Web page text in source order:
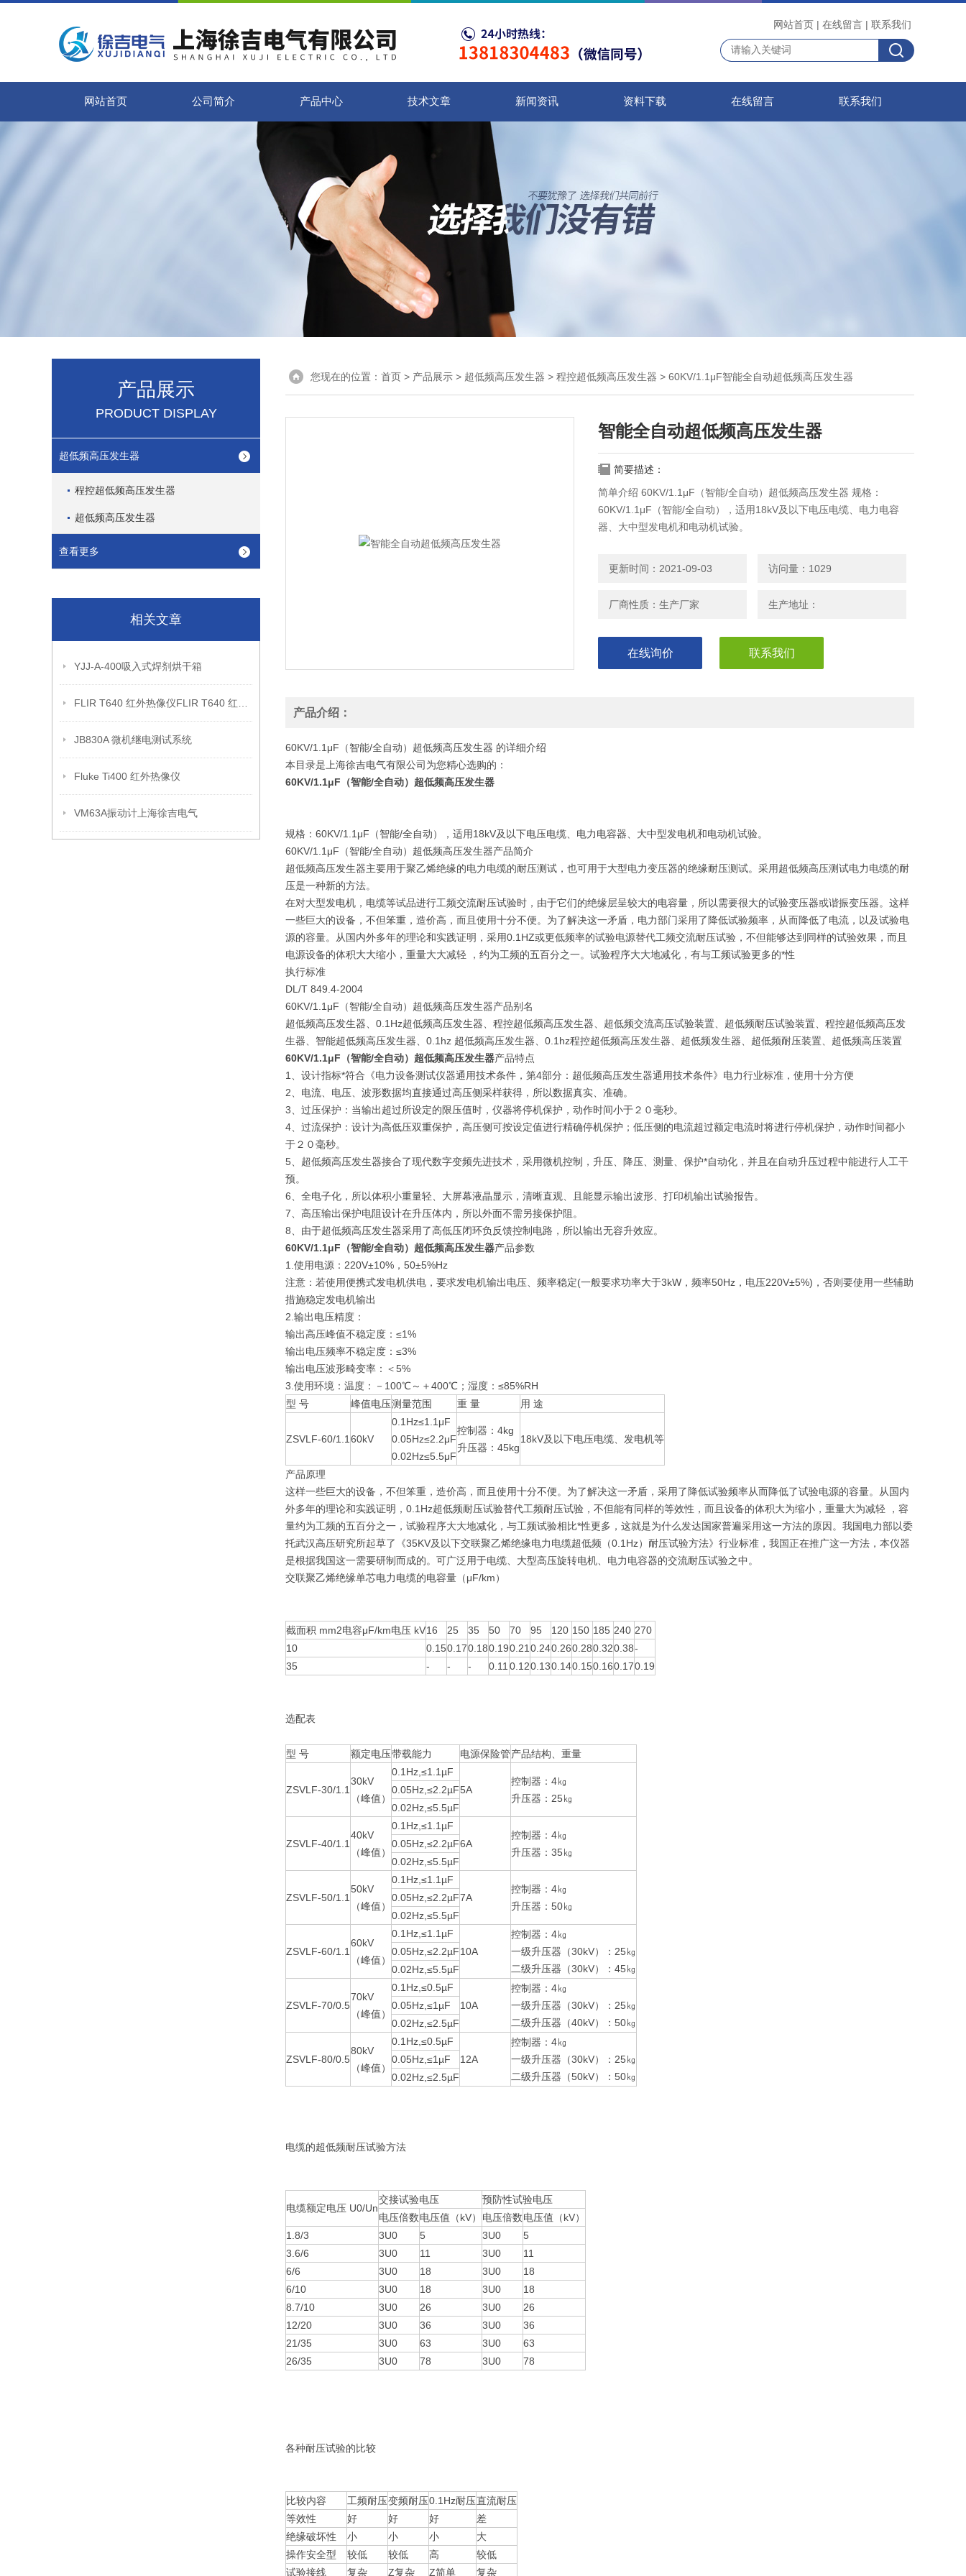
网站首页 | 在线留言 | 联系我们
网站首页 公司简介 产品中心 技术文章 新闻资讯 资料下载 在线留言 联系我们
产品展示
PRODUCT DISPLAY
超低频高压发生器
程控超低频高压发生器
超低频高压发生器
查看更多
相关文章
YJJ-A-400吸入式焊剂烘干箱
JB830A 微机继电测试系统
Fluke Ti400 红外热像仪
VM63A振动计上海徐吉电气
您现在的位置： 首页 > 产品展示 > 超低频高压发生器 > 程控超低频高压发生器 > 60KV/1.1μF智能全自动超低频高压发生器
智能全自动超低频高压发生器
简要描述：
简单介绍 60KV/1.1μF（智能/全自动）超低频高压发生器 规格：
60KV/1.1μF（智能/全自动），适用18kV及以下电压电缆、电力电容
器、大中型发电机和电动机试验。
更新时间：2021-09-03 访问量：1029
厂商性质：生产厂家 生产地址：
在线询价 联系我们
产品介绍：
60KV/1.1μF（智能/全自动）超低频高压发生器 的详细介绍
本目录是上海徐吉电气有限公司为您精心选购的：
60KV/1.1μF（智能/全自动）超低频高压发生器
规格：60KV/1.1μF（智能/全自动），适用18kV及以下电压电缆、电力电容器、大中型发电机和电动机试验。
60KV/1.1μF（智能/全自动）超低频高压发生器产品简介
超低频高压发生器主要用于聚乙烯绝缘的电力电缆的耐压测试，也可用于大型电力变压器的绝缘耐压测试。采用超低频高压测试电力电缆的耐
压是一种新的方法。
在对大型发电机，电缆等试品进行工频交流耐压试验时，由于它们的绝缘层呈较大的电容量，所以需要很大的试验变压器或谐振变压器。这样
一些巨大的设备，不但笨重，造价高，而且使用十分不便。为了解决这一矛盾，电力部门采用了降低试验频率，从而降低了电流，以及试验电
源的容量。从国内外多年的理论和实践证明，采用0.1HZ或更低频率的试验电源替代工频交流耐压试验，不但能够达到同样的试验效果，而且
电源设备的体积大大缩小，重量大大减轻 ，约为工频的五百分之一。试验程序大大地减化，有与工频试验更多的*性
执行标准
DL/T 849.4-2004
60KV/1.1μF（智能/全自动）超低频高压发生器产品别名
超低频高压发生器、0.1Hz超低频高压发生器、程控超低频高压发生器、超低频交流高压试验装置、超低频耐压试验装置、程控超低频高压发
生器、智能超低频高压发生器、0.1hz 超低频高压发生器、0.1hz程控超低频高压发生器、超低频发生器、超低频耐压装置、超低频高压装置
60KV/1.1μF（智能/全自动）超低频高压发生器产品特点
1、设计指标*符合《电力设备测试仪器通用技术条件，第4部分：超低频高压发生器通用技术条件》电力行业标准，使用十分方便
2、电流、电压、波形数据均直接通过高压侧采样获得，所以数据真实、准确。
3、过压保护：当输出超过所设定的限压值时，仪器将停机保护，动作时间小于２０毫秒。
4、过流保护：设计为高低压双重保护，高压侧可按设定值进行精确停机保护；低压侧的电流超过额定电流时将进行停机保护，动作时间都小
于２０毫秒。
5、超低频高压发生器接合了现代数字变频先进技术，采用微机控制，升压、降压、测量、保护*自动化，并且在自动升压过程中能进行人工干
预。
6、全电子化，所以体积小重量轻、大屏幕液晶显示，清晰直观、且能显示输出波形、打印机输出试验报告。
7、高压输出保护电阻设计在升压体内，所以外面不需另接保护阻。
8、由于超低频高压发生器采用了高低压闭环负反馈控制电路，所以输出无容升效应。
60KV/1.1μF（智能/全自动）超低频高压发生器产品参数
1.使用电源：220V±10%，50±5%Hz
注意：若使用便携式发电机供电，要求发电机输出电压、频率稳定(一般要求功率大于3kW，频率50Hz，电压220V±5%)，否则要使用一些辅助
措施稳定发电机输出
2.输出电压精度：
输出高压峰值不稳定度：≤1%
输出电压频率不稳定度：≤3%
输出电压波形畸变率：＜5%
3.使用环境：温度：－100℃～＋400℃；湿度：≤85%RH
型 号
峰值电压测量范围 重 量 用 途
ZSVLF-60/1.1 60kV
0.1Hz≤1.1μF
0.05Hz≤2.2μF
0.02Hz≤5.5μF
控制器：4kg
升压器：45kg
18kV及以下电压电缆、发电机等
产品原理
这样一些巨大的设备，不但笨重，造价高，而且使用十分不便。为了解决这一矛盾，采用了降低试验频率从而降低了试验电源的容量。从国内
外多年的理论和实践证明，0.1Hz超低频耐压试验替代工频耐压试验，不但能有同样的等效性，而且设备的体积大为缩小，重量大为减轻 ，容
量约为工频的五百分之一，试验程序大大地减化，与工频试验相比*性更多，这就是为什么发达国家普遍采用这一方法的原因。我国电力部以委
托武汉高压研究所起草了《35KV及以下交联聚乙烯绝缘电力电缆超低频（0.1Hz）耐压试验方法》行业标准，我国正在推广这一方法，本仪器
是根据我国这一需要研制而成的。可广泛用于电缆、大型高压旋转电机、电力电容器的交流耐压试验之中。
交联聚乙烯绝缘单芯电力电缆的电容量（μF/km）
截面积 mm2电容μF/km电压 kV16 25 35 50 70 95 120 150 185 240 270
10
0.150.170.180.190.21 0.240.260.280.320.38-
35
- - - 0.11 0.120.130.140.150.160.170.19
选配表
型 号 额定电压带载能力 电源保险管产品结构、重量
ZSVLF-30/1.1
30kV
（峰值）
0.1Hz,≤1.1µF
5A
控制器：4㎏
升压器：25㎏
0.05Hz,≤2.2µF
0.02Hz,≤5.5µF
ZSVLF-40/1.1
40kV
（峰值）
0.1Hz,≤1.1µF
6A
控制器：4㎏
升压器：35㎏
0.05Hz,≤2.2µF
0.02Hz,≤5.5µF
ZSVLF-50/1.1
50kV
（峰值）
0.1Hz,≤1.1µF
7A
控制器：4㎏
升压器：50㎏
0.05Hz,≤2.2µF
0.02Hz,≤5.5µF
ZSVLF-60/1.1
60kV
（峰值）
0.1Hz,≤1.1µF
10A
控制器：4㎏
一级升压器（30kV）：25㎏
二级升压器（30kV）：45㎏
0.05Hz,≤2.2µF
0.02Hz,≤5.5µF
ZSVLF-70/0.5
70kV
（峰值）
0.1Hz,≤0.5µF
10A
控制器：4㎏
一级升压器（30kV）：25㎏
二级升压器（40kV）：50㎏
0.05Hz,≤1µF
0.02Hz,≤2.5µF
ZSVLF-80/0.5
80kV
（峰值）
0.1Hz,≤0.5µF
12A
控制器：4㎏
一级升压器（30kV）：25㎏
二级升压器（50kV）：50㎏
0.05Hz,≤1µF
0.02Hz,≤2.5µF
电缆的超低频耐压试验方法
电缆额定电压 U0/Un
交接试验电压
预防性试验电压
电压倍数电压值（kV） 电压倍数电压值（kV）
1.8/3
3U0 5 3U0
5
3.6/6
3U0 11 3U0
11
6/6
3U0 18 3U0
18
6/10
3U0 18 3U0
18
8.7/10
3U0 26 3U0
26
12/20
3U0 36 3U0
36
21/35
3U0 63 3U0
63
26/35
3U0 78 3U0 78
各种耐压试验的比较
比较内容 工频耐压变频耐压0.1Hz耐压直流耐压
等效性
好 好 好
差
绝缘破坏性
小 小 小
大
操作安全型
较低 较低 高
较低
试验接线
复杂 Z复杂 Z简单 复杂